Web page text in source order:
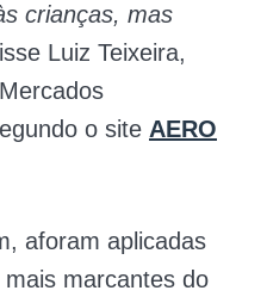
crianças, mas
Luiz Teixeira,
o site AERO
aforam aplicadas
marcantes do